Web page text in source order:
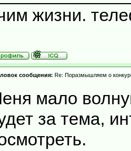
жизни.
сообщения: Re: Поразмышляем о
мало
за тема,